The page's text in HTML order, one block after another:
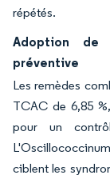
répétés.
Adoption de
préventive
Les remèdes
TCAC de 6,85
pour un
ciblent les